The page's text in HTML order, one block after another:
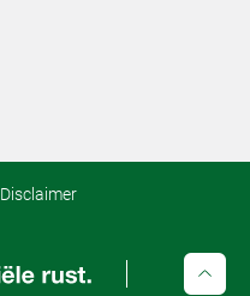
Disclaimer